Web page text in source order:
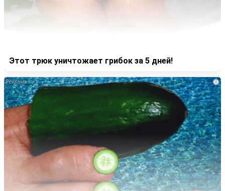
Этот трюк уничтожает грибок за 5 дней!
i